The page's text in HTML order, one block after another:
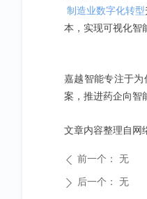
制造业数字化转型
本，实现可视化智
嘉越智能专注于为
案，推进药企向智
文章内容整理自网
ꄴ 前一个： 无
ꄲ 后一个： 无